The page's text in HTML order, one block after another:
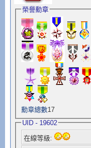
榮譽勳章
勳章總數17
UID - 19602
在線等級: